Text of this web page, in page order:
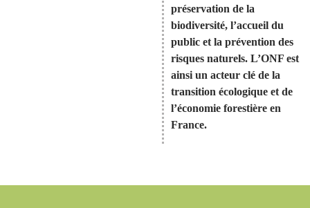
préservation de la
biodiversité, l’accueil du
public et la prévention des
risques naturels. L’ONF est
ainsi un acteur clé de la
transition écologique et de
l’économie forestière en
France.